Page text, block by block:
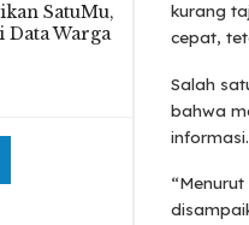
SatuMu,
Data Warga
kurang
cepat,
Salah
bahwa
informasi.